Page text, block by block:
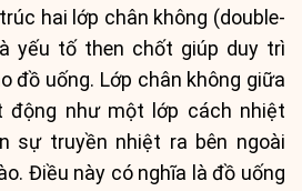
hai lớp chân không (double-
yếu tố then chốt giúp duy trì
đồ uống. Lớp chân không giữa
động như một lớp cách nhiệt
sự truyền nhiệt ra bên ngoài
Điều này có nghĩa là đồ uống